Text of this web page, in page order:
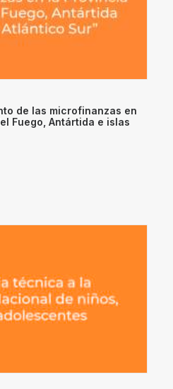
de las microfinanzas en
Fuego, Antártida e islas